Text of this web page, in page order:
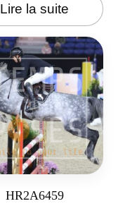
Lire la suite
HR2A6459